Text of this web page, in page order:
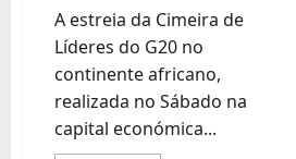
A estreia da Cimeira de
Líderes do G20 no
continente africano,
realizada no Sábado na
capital económica...